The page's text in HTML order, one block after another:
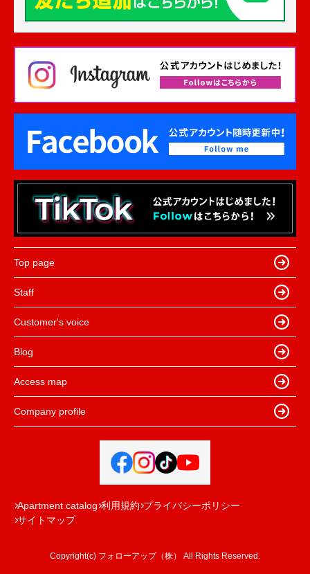
Top page
Staff
Customer's voice
Blog
Access map
Company profile
Apartment catalog 利用規約 プライバシーポリシー
サイトマップ
Copyright(c) フォローアップ（株） All Rights Reserved.